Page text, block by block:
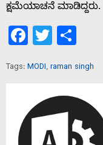
Home
ಕ್ಷಮೆಯಾಚನೆ ಮಾಡಿದ್ದರು.
Facebook
Twitter
Tags: MODI, raman singh